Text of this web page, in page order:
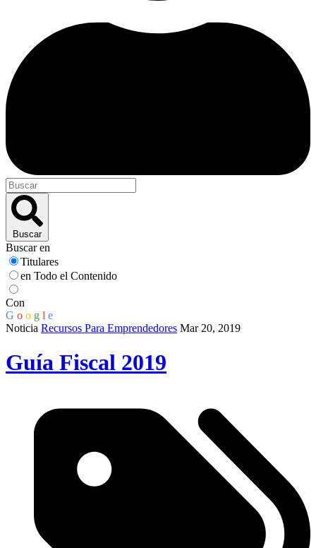
Buscar
Buscar en
Titulares
en Todo el Contenido
Con
G o o g l e
Noticia Recursos Para Emprendedores Mar 20, 2019
Guía Fiscal 2019